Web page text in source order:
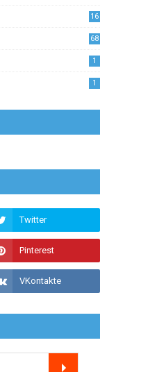
16
68
1
1